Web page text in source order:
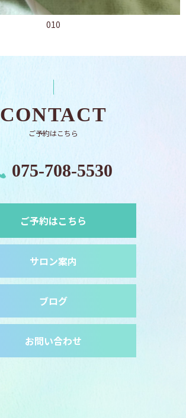
010
CONTACT
ご予約はこちら
075-708-5530
ご予約はこちら
サロン案内
ブログ
お問い合わせ